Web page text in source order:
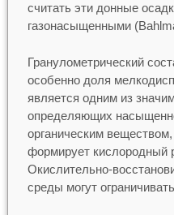
считать эти донные
газонасыщенными
Гранулометрический
особенно доля
является одним из
определяющих
органическим
формирует кислородный
Окислительно-
среды могут ограничивать